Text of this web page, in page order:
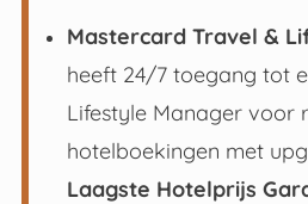
Mastercard Travel &
heeft 24/7 toegang tot
Lifestyle Manager voor
hotelboekingen met
Laagste Hotelprijs